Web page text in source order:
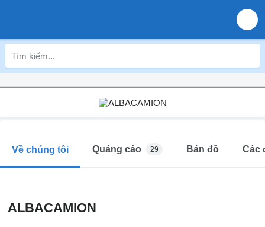
Về chúng tôi Quảng cáo 29 Bản đồ Các
ALBACAMION